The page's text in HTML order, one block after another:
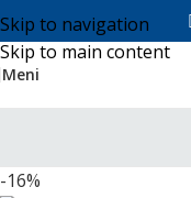
Skip to navigation
Skip to main content
Meni
-16%